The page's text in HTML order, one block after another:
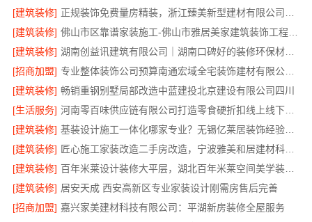
[建筑装修]
[建筑装修]
佛山市区靠谱家装施工-佛山市雅居美家建筑装饰工程有限公司
[建筑装修]
湖南创益讯建筑有限公司｜湖南口碑好的装修环保材料推荐
[招商加盟]
专业整体装饰公司预算南通宏域全宅装饰建材有限公司核算
[建筑装修] 畅销重钢别墅局部改造中蓝建投北京建设有限公司四川
[生活服务]
河南零百味供应链有限公司打造零食硬折扣线上线下联动
[建筑装修]
基装设计施工一体化哪家专业？无锡亿莱居装饰经验丰富
[建筑装修]
匠心施工家装改造二手房改造，宁波雅美和居建材科技有限公司
[建筑装修]
百年米莱设计装修大平层，湖北百年米莱空间美学装饰材料有限公司匠心打造
[建筑装修] 居安天成 西安高新区专业家装设计刚需房售后完善
[招商加盟] 嘉兴家美建材科技有限公司：平湖新房装修全屋服务